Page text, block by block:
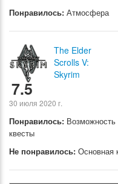
Понравилось: Атмосфера
The Elder
Scrolls V:
Skyrim
7.5
30 июля 2020 г.
Понравилось:
квесты
Не понравилось: Основная